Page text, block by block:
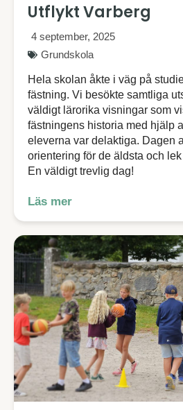
Utflykt Varberg
4 september, 2025
Grundskola
Hela skolan åkte i väg på
fästning. Vi besökte samtliga
väldigt lärorika visningar som
fästningens historia med hjälp
eleverna var delaktiga. Dagen
orientering för de äldsta och
En väldigt trevlig dag!
Läs mer